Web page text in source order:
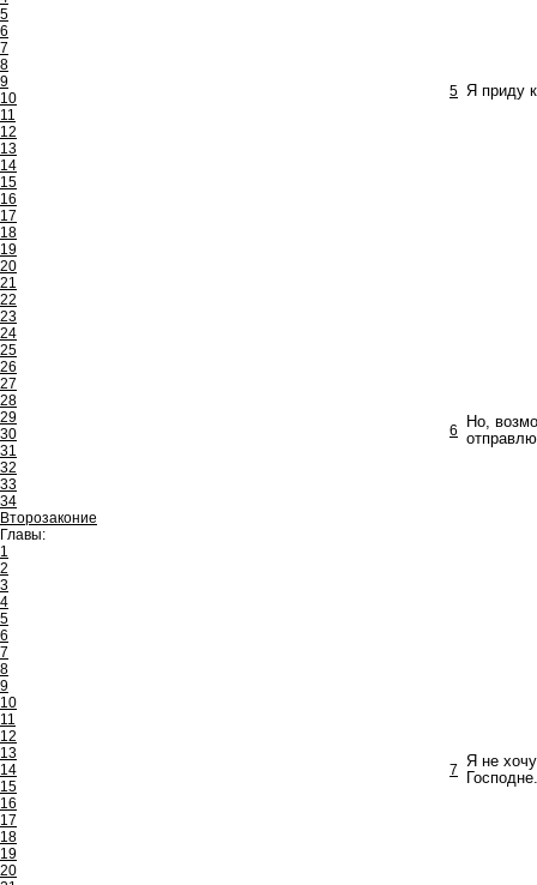
5
6
7
8
9
10
11
12
13
14
15
16
17
18
19
20
21
22
23
24
25
26
27
28
29
30
31
32
33
34
Второзаконие
Главы:
1
2
3
4
5
6
7
8
9
10
11
12
13
14
15
16
17
18
19
20
5 Я приду
6
Но,
7 Я не
Господне.